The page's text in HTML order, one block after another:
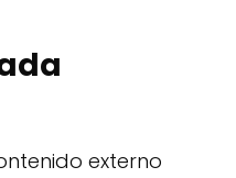
externo